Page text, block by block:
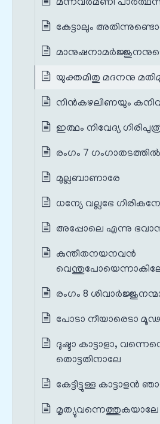
മന്നവർമണി
കേട്ടാലും
യുക്തമിതു മദനനു
നിൻകഴലിണയും
ഇത്ഥം നിവേദ്യ
രംഗം 7 ഗംഗാതടത്തിൽ
മുല്ലബാണാരേ
ധന്യേ വല്ലഭേ
അപ്പോലെ എന്നു
കുന്തീതനയനവൻ
രംഗം 8
പോടാ നീയാരെടാ മൂഢ
ദുഷ്ടാ കാട്ടാളാ,
തൊട്ടതിനാലേ
കേട്ടിട്ടുള്ള കാട്ടാളൻ